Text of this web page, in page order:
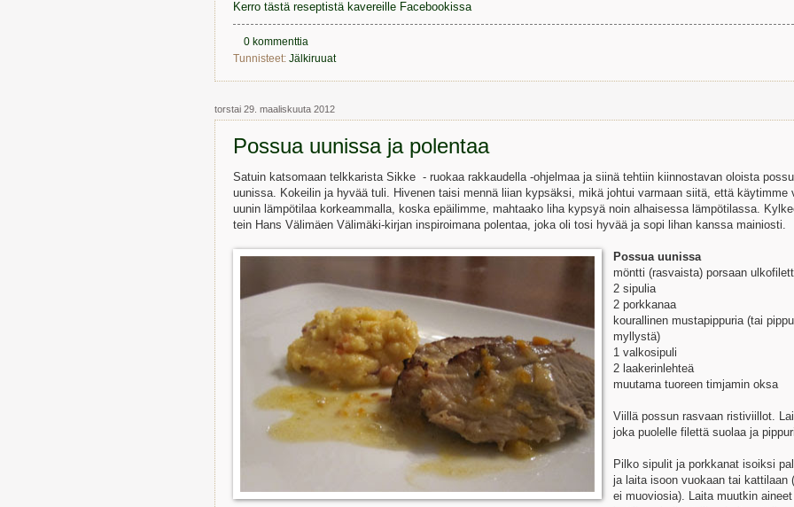
Kerro tästä reseptistä kavereille Facebookissa
0 kommenttia
Tunnisteet: Jälkiruuat
torstai 29. maaliskuuta 2012
Possua uunissa ja polentaa
Satuin katsomaan telkkarista Sikke - ruokaa rakkaudella -ohjelmaa ja siinä tehtiin kiinnostavan oloista
uunissa. Kokeilin ja hyvää tuli. Hivenen taisi mennä liian kypsäksi, mikä johtui varmaan siitä, että käytimme
uunin lämpötilaa korkeammalla, koska epäilimme, mahtaako liha kypsyä noin alhaisessa lämpötilassa.
tein Hans Välimäen Välimäki-kirjan inspiroimana polentaa, joka oli tosi hyvää ja sopi lihan kanssa mainiosti.
Possua uunissa
möntti (rasvaista) porsaan
2 sipulia
2 porkkanaa
kourallinen mustapippuria (tai
myllystä)
1 valkosipuli
2 laakerinlehteä
muutama tuoreen timjamin oksa
Viillä possun rasvaan ristiviillot.
joka puolelle filettä suolaa ja
Pilko sipulit ja porkkanat isoiksi
ja laita isoon vuokaan tai kattilaan
ei muoviosia). Laita muutkin aineet